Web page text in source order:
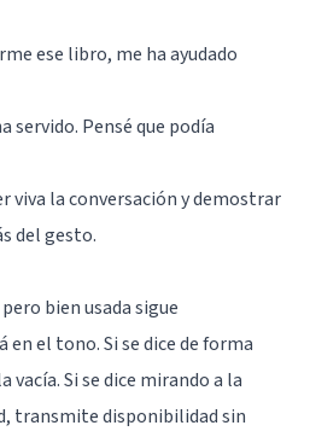
ese libro, me ha ayudado
servido. Pensé que podía
viva la conversación y demostrar
del gesto.
bien usada sigue
en el tono. Si se dice de forma
vacía. Si se dice mirando a la
transmite disponibilidad sin